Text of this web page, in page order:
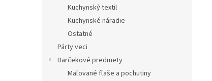
Kuchynský textil
Kuchynské náradie
Ostatné
Párty veci
Darčekové predmety
Maľované fľaše a pochutiny